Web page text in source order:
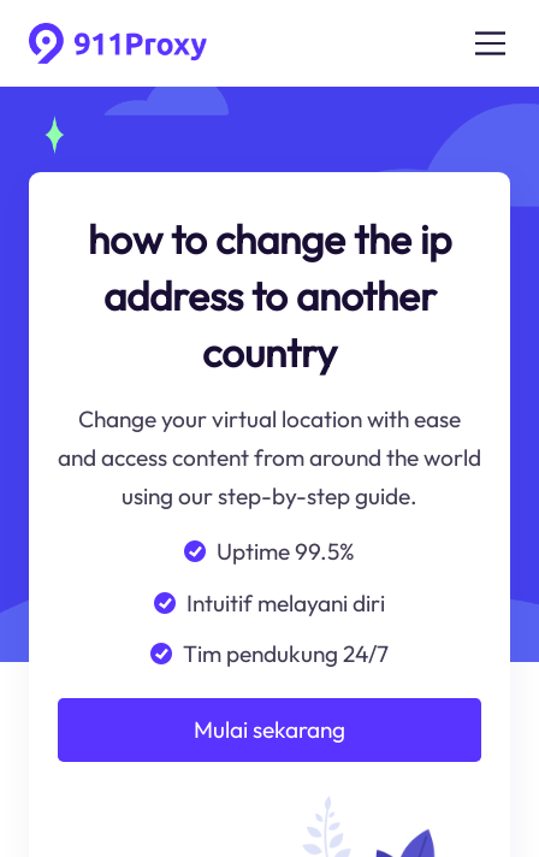
how to change the ip
address to another
country
Change your virtual location with ease
and access content from around the world
using our step-by-step guide.
Uptime 99.5%
Intuitif melayani diri
Tim pendukung 24/7
Mulai sekarang